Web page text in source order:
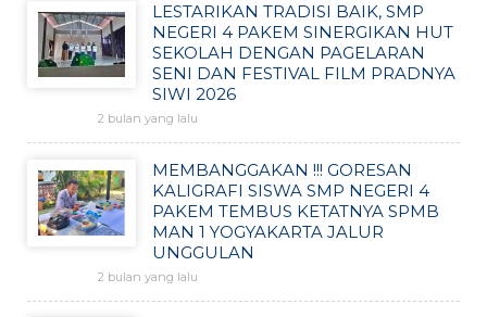
LESTARIKAN TRADISI BAIK, SMP
NEGERI 4 PAKEM SINERGIKAN HUT
SEKOLAH DENGAN PAGELARAN
SENI DAN FESTIVAL FILM PRADNYA
SIWI 2026
2 bulan yang lalu
MEMBANGGAKAN !!! GORESAN
KALIGRAFI SISWA SMP NEGERI 4
PAKEM TEMBUS KETATNYA SPMB
MAN 1 YOGYAKARTA JALUR
UNGGULAN
2 bulan yang lalu